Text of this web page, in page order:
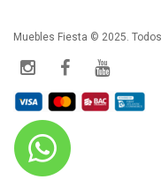
Muebles Fiesta © 2025.